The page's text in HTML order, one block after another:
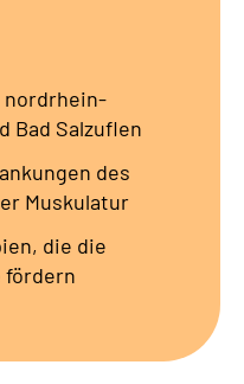
nordrhein-
Bad Salzuflen
des
Muskulatur
die die
fördern